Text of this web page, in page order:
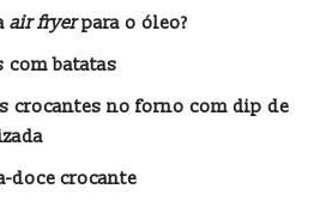
air fryerpara o óleo?
com batatas
crocantes no forno com dip de
doce crocante